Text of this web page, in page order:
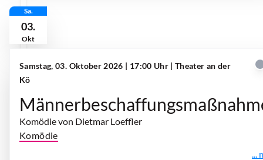
Sa.
03.
Okt
Samstag, 03. Oktober 2026 | 17:00 Uhr | Theater an der
Kö
Komödie von Dietmar Loeffler
Komödie
...